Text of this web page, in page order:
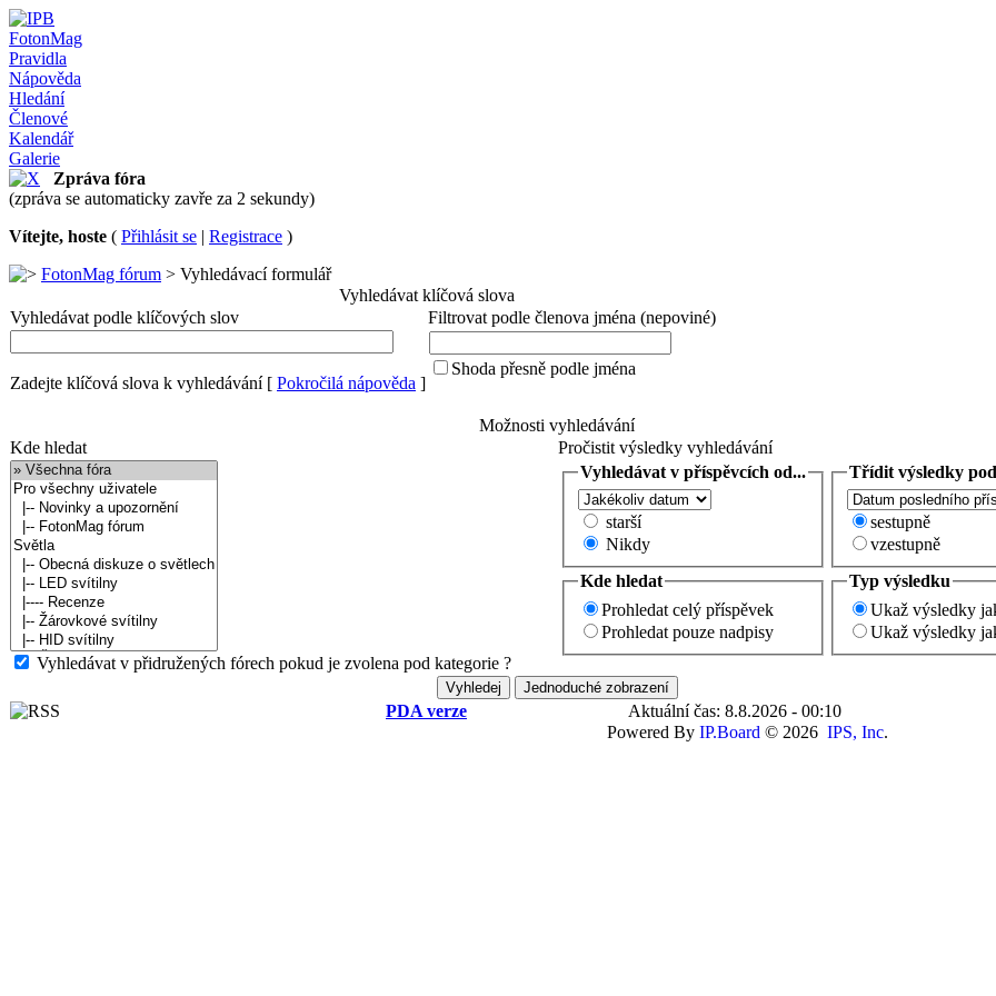
FotonMag
Pravidla
Nápověda
Hledání
Členové
Kalendář
Galerie
Zpráva fóra
(zpráva se automaticky zavře za 2 sekundy)
Vítejte, hoste ( Přihlásit se | Registrace )
FotonMag fórum > Vyhledávací formulář
Vyhledávat klíčová slova
Vyhledávat podle klíčových slov
Filtrovat podle členova jména (nepoviné)
Zadejte klíčová slova k vyhledávání[ Pokročilá nápověda ]
Shoda přesně podle jména
Možnosti vyhledávání
Kde hledat
Pročistit výsledky vyhledávání
Vyhledávat v přidružených fórech pokud je zvolena pod kategorie ?
Vyhledávat v příspěvcích od...
starší
Nikdy
Třídit výsledky
sestupně
vzestupně
Kde hledat
Prohledat celý příspěvek
Prohledat pouze nadpisy
Typ výsledku
Ukaž výsledky
Ukaž výsledky
PDA verze
Aktuální čas: 8.8.2026 - 00:10
Powered By IP.Board © 2026 IPS, Inc.